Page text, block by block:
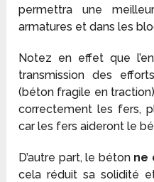
permettra une
armatures et dans les
Notez en effet que
transmission des
(béton fragile en
correctement les fers,
car les fers aideront le
D’autre part, le béton ne
cela réduit sa solidité